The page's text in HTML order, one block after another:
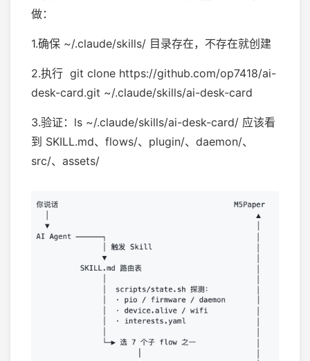
做：
1.确保 ~/.claude/skills/ 目录存在，不存在就创建
2.执行 git clone https://github.com/op7418/ai-
desk-card.git ~/.claude/skills/ai-desk-card
3.验证：ls ~/.claude/skills/ai-desk-card/ 应该看
到 SKILL.md、flows/、plugin/、daemon/、
src/、assets/